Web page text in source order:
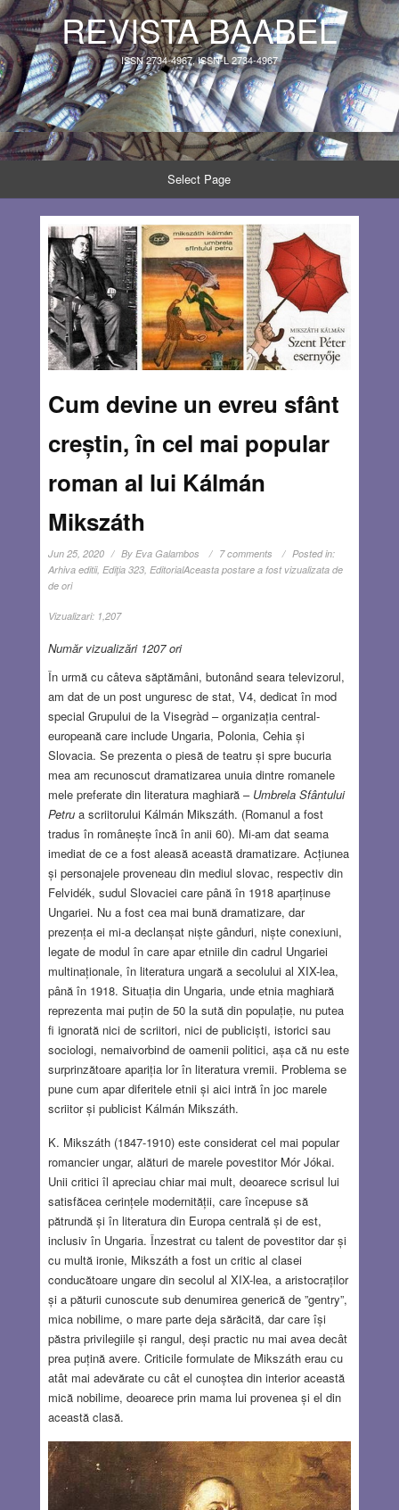
REVISTA BAABEL
ISSN 2734-4967, ISSN-L 2734-4967
Select Page
Cum devine un evreu sfânt
creștin, în cel mai popular
roman al lui Kálmán
Mikszáth
Jun 25, 2020 By Eva Galambos 7 comments
Posted in:
Arhiva editii, Ediţia 323, EditorialAceasta postare a fost vizualizata de
de ori
Vizualizari: 1,207
Număr vizualizări 1207 ori
În urmă cu câteva săptămâni, butonând seara televizorul,
am dat de un post unguresc de stat, V4, dedicat în mod
special Grupului de la Visegràd – organizația central-
europeană care include Ungaria, Polonia, Cehia și
Slovacia. Se prezenta o piesă de teatru și spre bucuria
mea am recunoscut dramatizarea unuia dintre romanele
mele preferate din literatura maghiară – Umbrela Sfântului
Petrua scriitorului Kálmán Mikszáth. (Romanul a fost
tradus în românește încă în anii 60). Mi-am dat seama
imediat de ce a fost aleasă această dramatizare. Acțiunea
și personajele proveneau din mediul slovac, respectiv din
Felvidék, sudul Slovaciei care până în 1918 aparținuse
Ungariei. Nu a fost cea mai bună dramatizare, dar
prezența ei mi-a declanșat niște gânduri, niște conexiuni,
legate de modul în care apar etniile din cadrul Ungariei
multinaționale, în literatura ungară a secolului al XIX-lea,
până în 1918. Situația din Ungaria, unde etnia maghiară
reprezenta mai puțin de 50 la sută din populație, nu putea
fi ignorată nici de scriitori, nici de publiciști, istorici sau
sociologi, nemaivorbind de oamenii politici, așa că nu este
surprinzătoare apariția lor în literatura vremii. Problema se
pune cum apar diferitele etnii și aici intră în joc marele
scriitor și publicist Kálmán Mikszáth.
K. Mikszáth (1847-1910) este considerat cel mai popular
romancier ungar, alături de marele povestitor Mór Jókai.
Unii critici îl apreciau chiar mai mult, deoarece scrisul lui
satisfăcea cerințele modernității, care începuse să
pătrundă și în literatura din Europa centrală și de est,
inclusiv în Ungaria. Înzestrat cu talent de povestitor dar și
cu multă ironie, Mikszáth a fost un critic al clasei
conducătoare ungare din secolul al XIX-lea, a aristocraților
și a păturii cunoscute sub denumirea generică de ”gentry”,
mica nobilime, o mare parte deja sărăcită, dar care își
păstra privilegiile și rangul, deși practic nu mai avea decât
prea puțină avere. Criticile formulate de Mikszáth erau cu
atât mai adevărate cu cât el cunoștea din interior această
mică nobilime, deoarece prin mama lui provenea și el din
această clasă.